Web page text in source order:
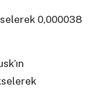
0,000038